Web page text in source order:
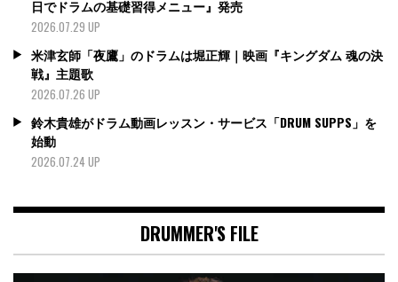
日でドラムの基礎習得メニュー』発売
2026.07.29 UP
米津玄師「夜鷹」のドラムは堀正輝｜映画『キングダム 魂の決
戦』主題歌
2026.07.26 UP
鈴木貴雄がドラム動画レッスン・サービス「DRUM SUPPS」を
始動
2026.07.24 UP
DRUMMER'S FILE